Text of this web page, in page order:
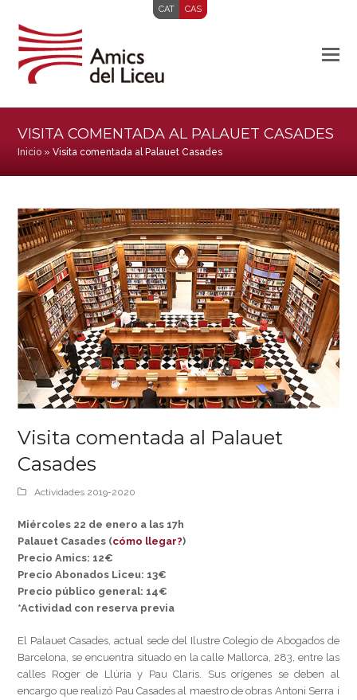
CAT CAS
VISITA COMENTADA AL PALAUET CASADES
Inicio »Visita comentada al Palauet Casades
Visita comentada al Palauet
Casades
Actividades 2019-2020
Miércoles 22 de enero a las 17h
Palauet Casades (cómo llegar?)
Precio Amics: 12€
Precio Abonados Liceu: 13€
Precio público general: 14€
*Actividad con reserva previa
El Palauet Casades, actual sede del Ilustre Colegio de Abogados de
Barcelona, se encuentra situado en la calle Mallorca, 283, entre las
calles Roger de Llúria y Pau Claris. Sus orígenes se deben al
encargo que realizó Pau Casades al maestro de obras Antoni Serra i